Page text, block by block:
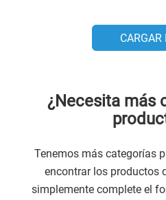
CARGAR
¿Necesita más
Tenemos más categorías
encontrar los productos
simplemente complete el